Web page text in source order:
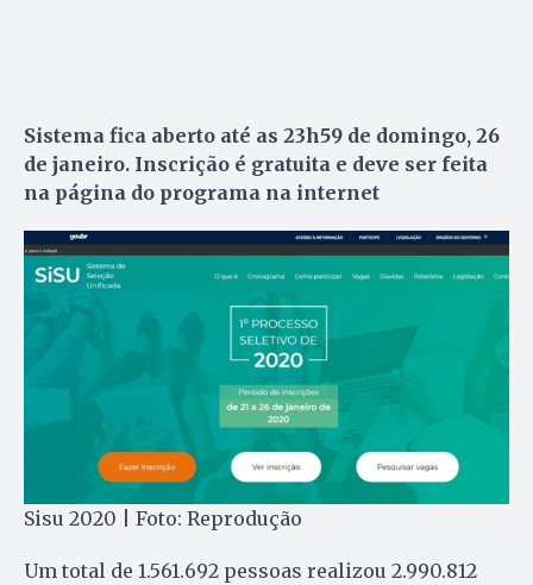
Sistema fica aberto até as 23h59 de domingo, 26
de janeiro. Inscrição é gratuita e deve ser feita
na página do programa na internet
Sisu 2020 | Foto: Reprodução
Um total de 1.561.692 pessoas realizou 2.990.812